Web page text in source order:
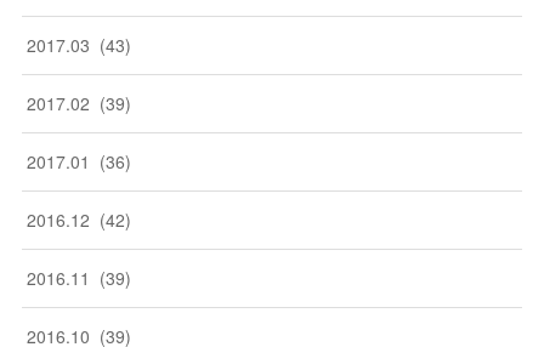
2017.03 (43)
2017.02 (39)
2017.01 (36)
2016.12 (42)
2016.11 (39)
2016.10 (39)